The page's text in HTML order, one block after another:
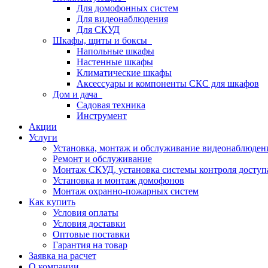
Для домофонных систем
Для видеонаблюдения
Для СКУД
Шкафы, щиты и боксы
Напольные шкафы
Настенные шкафы
Климатические шкафы
Аксессуары и компоненты СКС для шкафов
Дом и дача
Садовая техника
Инструмент
Акции
Услуги
Установка, монтаж и обслуживание
Ремонт и обслуживание
Монтаж СКУД, установка системы контроля
Установка и монтаж домофонов
Монтаж охранно-пожарных систем
Как купить
Условия оплаты
Условия доставки
Оптовые поставки
Гарантия на товар
Заявка на расчет